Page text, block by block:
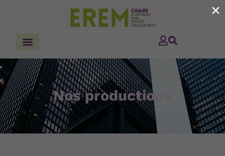
Nos productions
×